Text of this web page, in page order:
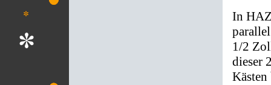
In
1/2
dieser
Kästen